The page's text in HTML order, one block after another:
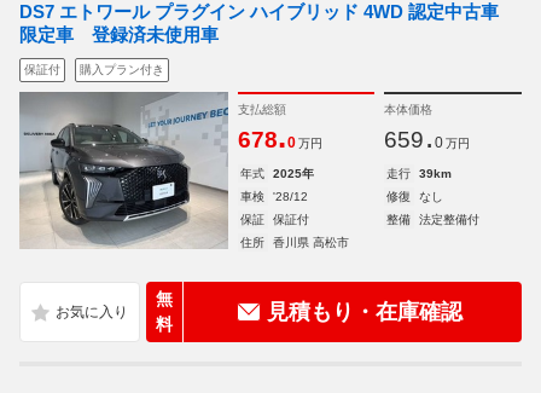
DS7 エトワール プラグイン ハイブリッド 4WD 認定中古車
限定車 登録済未使用車
保証付 購入プラン付き
支払総額
678.0 万円
本体価格
659. 0 万円
年式 2025年 走行
39km
車検
'28/12 修復
なし
保証
保証付 整備
法定整備付
住所
香川県 高松市
無
料
見積もり・在庫確認